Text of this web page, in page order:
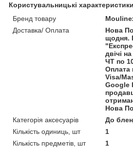
Користувальницькі характеристики
Бренд товару
Доставка/ Оплата
Нова
щодня.
двічі
ЧТ по
Оплата
Visa/
Google
Нова
Категорія аксесуарів
До
Кількість одиниць, шт
1
Кількість предметів, шт
1